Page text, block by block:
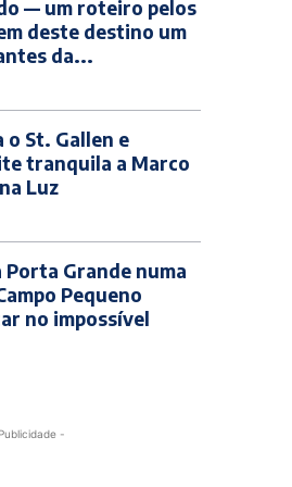
— um roteiro pelos
deste destino um
da...
St. Gallen e
tranquila a Marco
Luz
Grande numa
Pequeno
no impossível
-